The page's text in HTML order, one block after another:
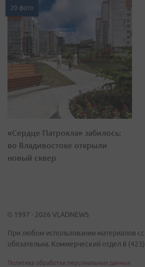
20 фото
«Сердце Патрокла» забилось:
во Владивостоке открыли
новый сквер
© 1997 - 2026 VLADNEWS
При любом использовании материалов
обязательна. Коммерческий отдел 8
Политика обработки персональных данных